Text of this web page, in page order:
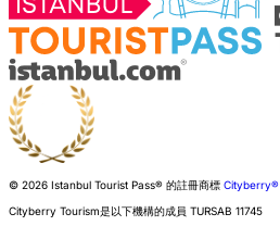
© 2026 Istanbul Tourist Pass® 的註冊商標 Cityberry®
Cityberry Tourism是以下機構的成員 TURSAB 11745